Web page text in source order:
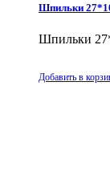
Шпильки
Шпильки
Добавить в